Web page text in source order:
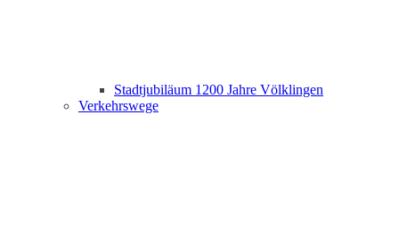
Stadtjubiläum 1200 Jahre Völklingen
Verkehrswege